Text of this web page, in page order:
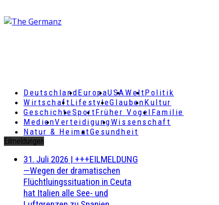
DeutschlandEuropaUSAWeltPolitik
Wirtschaft LifestyleGlaubenKultur
GeschichteSportFrüher Vogel Familie
MedienVerteidigungWissenschaft
Natur & HeimatGesundheit
Eilmeldungen
31. Juli 2026 | +++EILMELDUNG
—Wegen der dramatischen
Flüchtluingssituation in Ceuta
hat Italien alle See- und